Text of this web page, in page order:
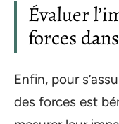
Évaluer
forces
Enfin, pour
des forces est